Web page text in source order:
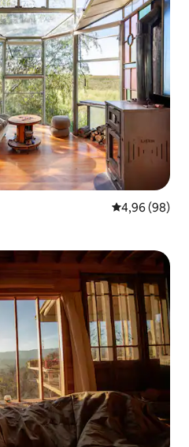
Prosječna
4,96 (98)